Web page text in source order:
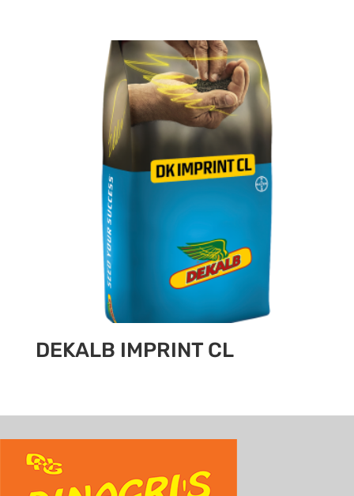
DEKALB IMPRINT CL